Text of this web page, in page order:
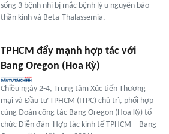
sống 3 bệnh nhi bị mắc bệnh lý u nguyên bào
thần kinh và Beta-Thalassemia.
TPHCM đẩy mạnh hợp tác với
Bang Oregon (Hoa Kỳ)
Chiều ngày 2-4, Trung tâm Xúc tiến Thương
mại và Đầu tư TPHCM (ITPC) chủ trì, phối hợp
cùng Đoàn công tác Bang Oregon (Hoa Kỳ) tổ
chức Diễn đàn 'Hợp tác kinh tế TPHCM – Bang